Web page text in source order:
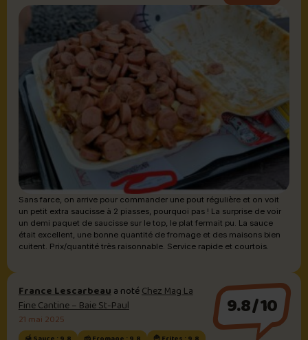
Sans farce, on arrive pour commander une pout régulière et on voit
un petit extra saucisse à 2 piasses, pourquoi pas ! La surprise de voir
un demi paquet de saucisse sur le top, le plat fermait pu. La sauce
était excellent, une bonne quantité de fromage et des maisons bien
cuitent. Prix/quantité très raisonnable. Service rapide et courtois.
France Lescarbeaua notéChez Mag La
Fine Cantine – Baie St-Paul
21 mai 2025 9.8/10